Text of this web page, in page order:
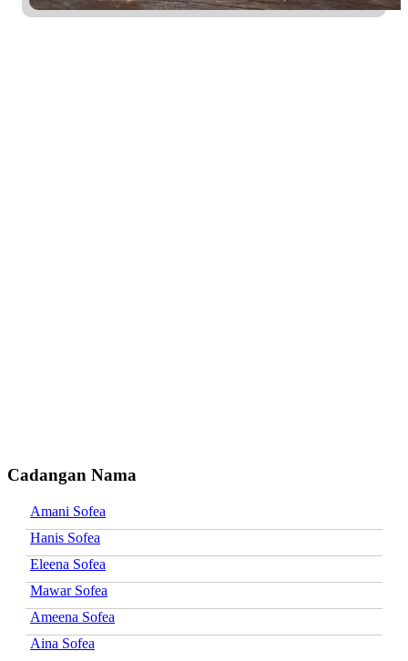
Cadangan Nama
Amani Sofea
Hanis Sofea
Eleena Sofea
Mawar Sofea
Ameena Sofea
Aina Sofea